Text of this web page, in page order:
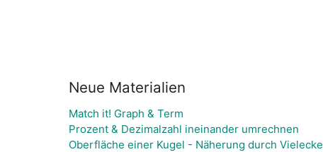
Neue Materialien
Match it! Graph & Term
Prozent & Dezimalzahl ineinander umrechnen
Oberfläche einer Kugel - Näherung durch Vielecke